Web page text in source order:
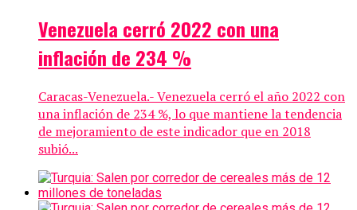
Venezuela cerró 2022 con una
inflación de 234 %
Caracas-Venezuela.- Venezuela cerró el año 2022 con
una inflación de 234 %, lo que mantiene la tendencia
de mejoramiento de este indicador que en 2018
subió...